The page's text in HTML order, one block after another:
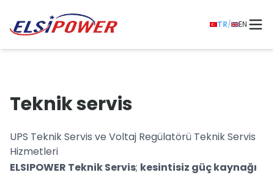
TR/ EN
Teknik servis
UPS Teknik Servis ve Voltaj Regülatörü Teknik Servis
Hizmetleri
ELSIPOWER Teknik Servis; kesintisiz güç kaynağı